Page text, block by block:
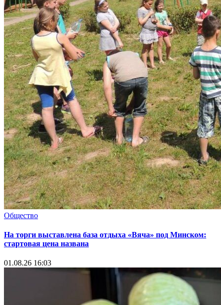
Общество
На торги выставлена база отдыха «Вяча» под Минском:
стартовая цена названа
01.08.26 16:03